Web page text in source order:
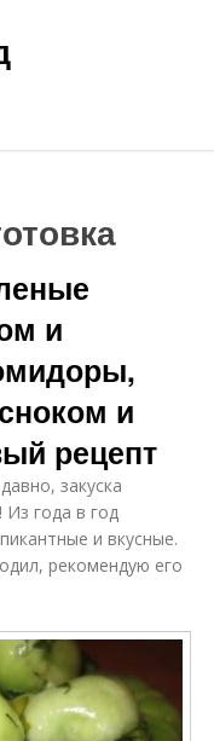
и
и
рецепт
закуска
Из года в год
и вкусные.
рекомендую его